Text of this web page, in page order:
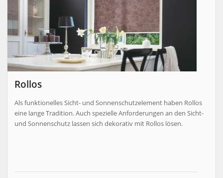
Rollos
Als funktionelles Sicht- und Sonnenschutzelement haben Rollos
eine lange Tradition. Auch spezielle Anforderungen an den Sicht-
und Sonnenschutz lassen sich dekorativ mit Rollos lösen.